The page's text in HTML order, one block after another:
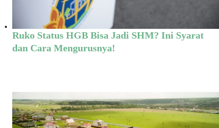
Ruko Status HGB Bisa Jadi SHM? Ini Syarat
dan Cara Mengurusnya!